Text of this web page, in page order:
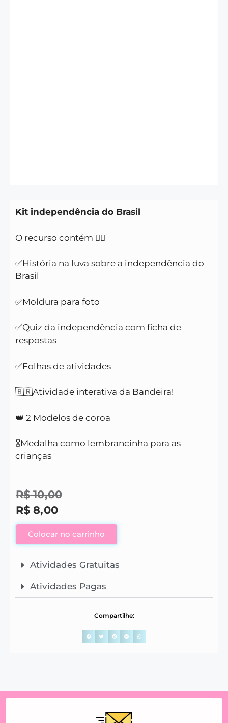
Kit independência do Brasil
O recurso contém 👇🏻
✅História na luva sobre a independência do
Brasil
✅Moldura para foto
✅Quiz da independência com ficha de
respostas
✅Folhas de atividades
🇧🇷Atividade interativa da Bandeira!
👑 2 Modelos de coroa
🎖️Medalha como lembrancinha para as
crianças
R$10,00
R$ 8,00
Colocar no carrinho
Atividades Gratuitas
Atividades Pagas
Compartilhe: